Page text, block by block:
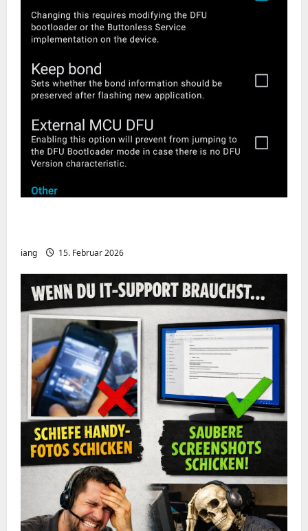
iang 15. Februar 2026